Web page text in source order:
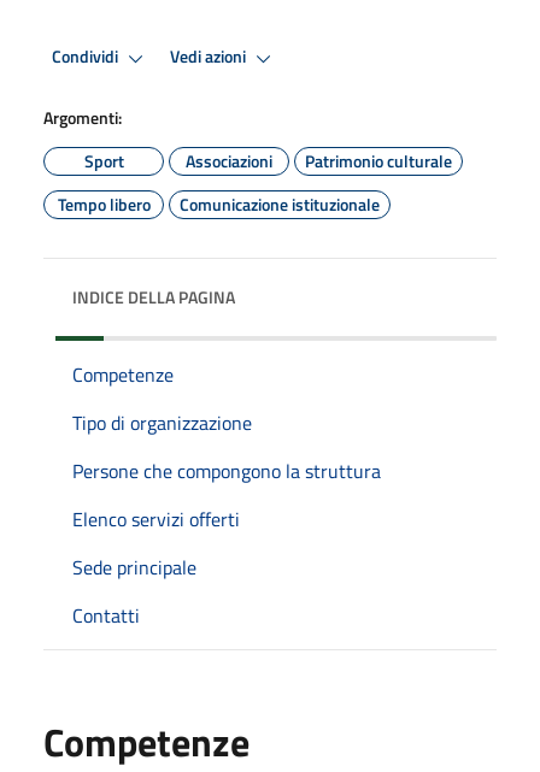
Condividi Vedi azioni
Argomenti:
Sport
Associazioni
Patrimonio culturale
Tempo libero
Comunicazione istituzionale
INDICE DELLA PAGINA
Competenze
Tipo di organizzazione
Persone che compongono la struttura
Elenco servizi offerti
Sede principale
Contatti
Competenze